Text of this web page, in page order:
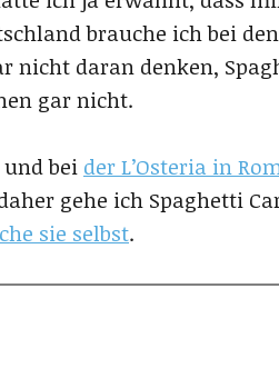
brauche ich bei
nicht daran denken,
gar nicht.
und bei der L’Osteria in
gehe ich Spaghetti
sie selbst.